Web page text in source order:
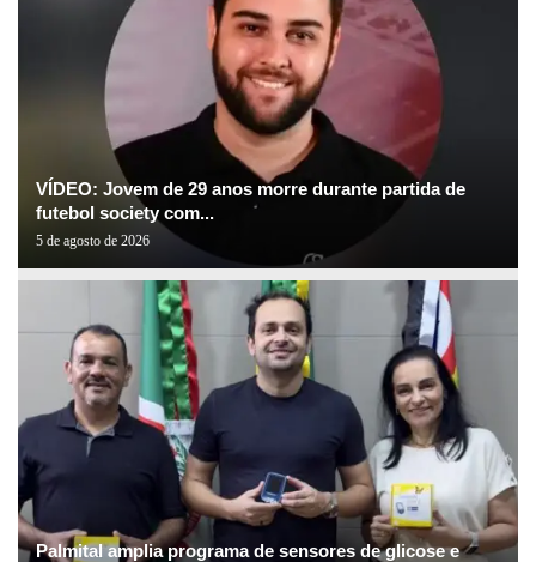
VÍDEO: Jovem de 29 anos morre durante partida de
futebol society com...
5 de agosto de 2026
Palmital amplia programa de sensores de glicose e